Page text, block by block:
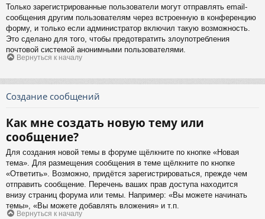
Только зарегистрированные пользователи могут отправлять email-
сообщения другим пользователям через встроенную в конференцию
форму, и только если администратор включил такую возможность.
Это сделано для того, чтобы предотвратить злоупотребления
почтовой системой анонимными пользователями.
Вернуться к началу
Создание сообщений
Как мне создать новую тему или
сообщение?
Для создания новой темы в форуме щёлкните по кнопке «Новая
тема». Для размещения сообщения в теме щёлкните по кнопке
«Ответить». Возможно, придётся зарегистрироваться, прежде чем
отправить сообщение. Перечень ваших прав доступа находится
внизу страниц форума или темы. Например: «Вы можете начинать
темы», «Вы можете добавлять вложения» и т.п.
Вернуться к началу